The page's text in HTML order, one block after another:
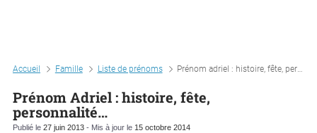
Accueil Famille Liste de prénoms Prénom adriel : histoire, fête, personnalité…
Prénom Adriel : histoire, fête,
personnalité…
Publié le 27 juin 2013 - Mis à jour le 15 octobre 2014